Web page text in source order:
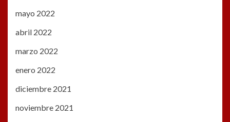
mayo 2022
abril 2022
marzo 2022
enero 2022
diciembre 2021
noviembre 2021